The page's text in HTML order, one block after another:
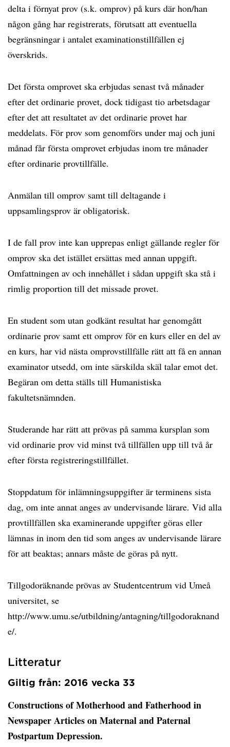
delta i förnyat prov (s.k. omprov) på kurs där hon/han
någon gång har registrerats, förutsatt att eventuella
begränsningar i antalet examinationstillfällen ej
överskrids.
Det första omprovet ska erbjudas senast två månader
efter det ordinarie provet, dock tidigast tio arbetsdagar
efter det att resultatet av det ordinarie provet har
meddelats. För prov som genomförs under maj och juni
månad får första omprovet erbjudas inom tre månader
efter ordinarie provtillfälle.
Anmälan till omprov samt till deltagande i
uppsamlingsprov är obligatorisk.
I de fall prov inte kan upprepas enligt gällande regler för
omprov ska det istället ersättas med annan uppgift.
Omfattningen av och innehållet i sådan uppgift ska stå i
rimlig proportion till det missade provet.
En student som utan godkänt resultat har genomgått
ordinarie prov samt ett omprov för en kurs eller en del av
en kurs, har vid nästa omprovstillfälle rätt att få en annan
examinator utsedd, om inte särskilda skäl talar emot det.
Begäran om detta ställs till Humanistiska
fakultetsnämnden.
Studerande har rätt att prövas på samma kursplan som
vid ordinarie prov vid minst två tillfällen upp till två år
efter första registreringstillfället.
Stoppdatum för inlämningsuppgifter är terminens sista
dag, om inte annat anges av undervisande lärare. Vid alla
provtillfällen ska examinerande uppgifter göras eller
lämnas in inom den tid som anges av undervisande lärare
för att beaktas; annars måste de göras på nytt.
Tillgodoräknande prövas av Studentcentrum vid Umeå
universitet, se
http://www.umu.se/utbildning/antagning/tillgodoraknand
e/.
Litteratur
Giltig från: 2016 vecka 33
Constructions of Motherhood and Fatherhood in
Newspaper Articles on Maternal and Paternal
Postpartum Depression.